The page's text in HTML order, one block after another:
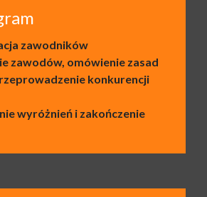
zawodników
zawodów, omówienie zasad
konkurencji
wyróżnień i zakończenie